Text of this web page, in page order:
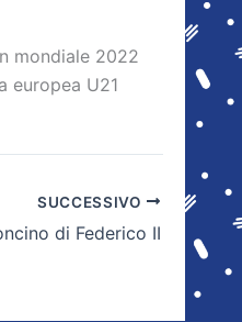
mondiale 2022
europea U21
SUCCESSIVO
di Federico II